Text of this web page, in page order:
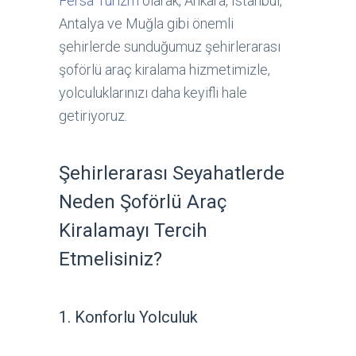
Antalya ve Muğla gibi önemli
şehirlerde sunduğumuz şehirlerarası
şoförlü araç kiralama hizmetimizle,
yolculuklarınızı daha keyifli hale
getiriyoruz.
Şehirlerarası Seyahatlerde
Neden Şoförlü Araç
Kiralamayı Tercih
Etmelisiniz?
1. Konforlu Yolculuk